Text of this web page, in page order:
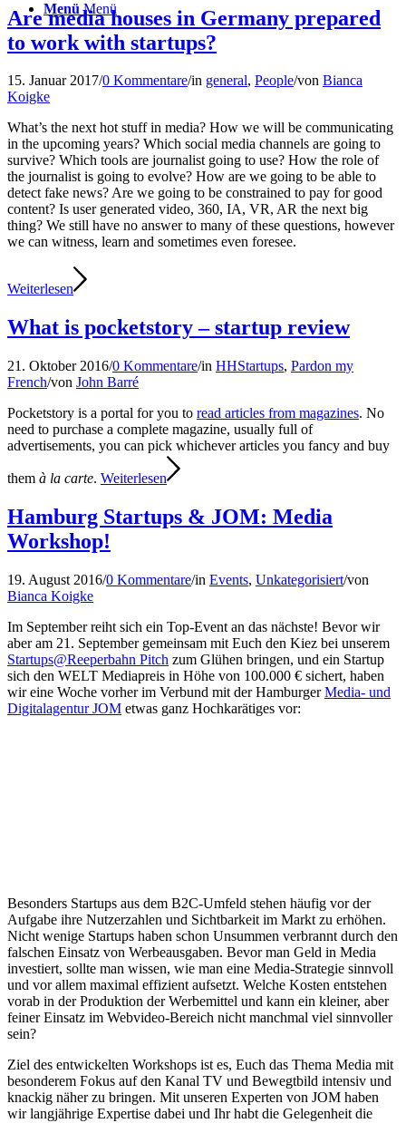
Menü Menü
Are media houses in Germany prepared
to work with startups?
15. Januar 2017/0 Kommentare/in general, People/von Bianca
Koigke
What’s the next hot stuff in media? How we will be communicating
in the upcoming years? Which social media channels are going to
survive? Which tools are journalist going to use? How the role of
the journalist is going to evolve? How are we going to be able to
detect fake news? Are we going to be constrained to pay for good
content? Is user generated video, 360, IA, VR, AR the next big
thing? We still have no answer to many of these questions, however
we can witness, learn and sometimes even foresee.
Weiterlesen
What is pocketstory – startup review
21. Oktober 2016/0 Kommentare/in HHStartups, Pardon my
French/von John Barré
Pocketstory is a portal for you to read articles from magazines. No
need to purchase a complete magazine, usually full of
advertisements, you can pick whichever articles you fancy and buy
them à la carte. Weiterlesen
Hamburg Startups & JOM: Media
Workshop!
19. August 2016/0 Kommentare/in Events, Unkategorisiert/von
Bianca Koigke
Im September reiht sich ein Top-Event an das nächste! Bevor wir
aber am 21. September gemeinsam mit Euch den Kiez bei unserem
Startups@Reeperbahn Pitch zum Glühen bringen, und ein Startup
sich den WELT Mediapreis in Höhe von 100.000 € sichert, haben
wir eine Woche vorher im Verbund mit der HamburgerMedia- und
Digitalagentur JOM etwas ganz Hochkarätiges vor:
Besonders Startups aus dem B2C-Umfeld stehen häufig vor der
Aufgabe ihre Nutzerzahlen und Sichtbarkeit im Markt zu erhöhen.
Nicht wenige Startups haben schon Unsummen verbrannt durch den
falschen Einsatz von Werbeausgaben. Bevor man Geld in Media
investiert, sollte man wissen, wie man eine Media-Strategie sinnvoll
und vor allem maximal effizient aufsetzt. Welche Kosten entstehen
vorab in der Produktion der Werbemittel und kann ein kleiner, aber
feiner Einsatz im Webvideo-Bereich nicht manchmal viel sinnvoller
sein?
Ziel des entwickelten Workshops ist es, Euch das Thema Media mit
besonderem Fokus auf den Kanal TV und Bewegtbild intensiv und
knackig näher zu bringen. Mit unseren Experten von JOM haben
wir langjährige Expertise dabei und Ihr habt die Gelegenheit die